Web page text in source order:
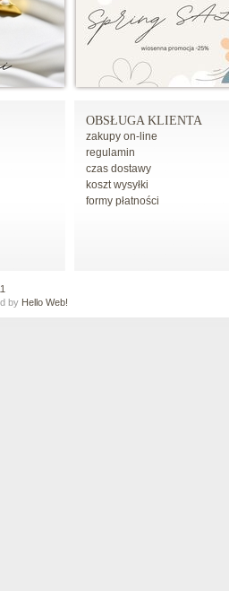
OBSŁUGA KLIENTA
zakupy on-line
regulamin
czas dostawy
koszt wysyłki
formy płatności
by Hello Web!